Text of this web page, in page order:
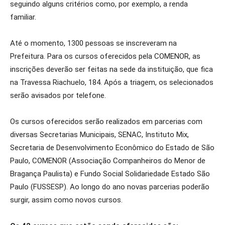
seguindo alguns critérios como, por exemplo, a renda
familiar.
Até o momento, 1300 pessoas se inscreveram na
Prefeitura. Para os cursos oferecidos pela COMENOR, as
inscrições deverão ser feitas na sede da instituição, que fica
na Travessa Riachuelo, 184. Após a triagem, os selecionados
serão avisados por telefone.
Os cursos oferecidos serão realizados em parcerias com
diversas Secretarias Municipais, SENAC, Instituto Mix,
Secretaria de Desenvolvimento Econômico do Estado de São
Paulo, COMENOR (Associação Companheiros do Menor de
Bragança Paulista) e Fundo Social Solidariedade Estado São
Paulo (FUSSESP). Ao longo do ano novas parcerias poderão
surgir, assim como novos cursos.